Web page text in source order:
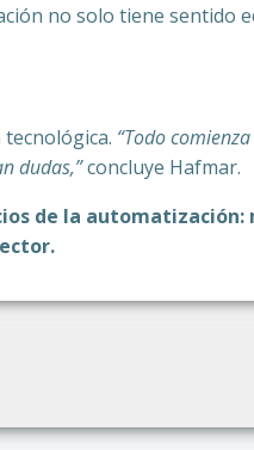
no solo tiene sentido
“Todo
dudas,”concluye Hafmar.
de la
por